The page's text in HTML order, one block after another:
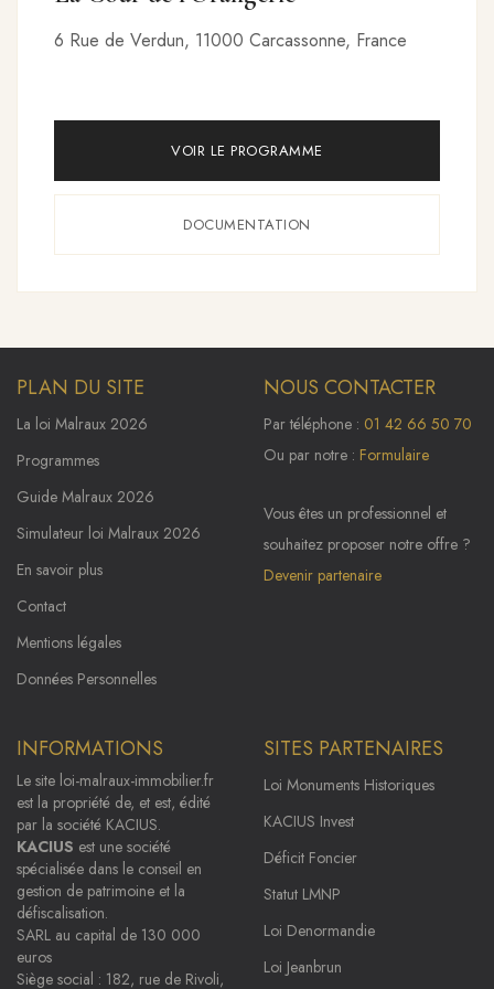
6 Rue de Verdun, 11000 Carcassonne, France
VOIR LE PROGRAMME
DOCUMENTATION
PLAN DU SITE
La loi Malraux 2026
Programmes
Guide Malraux 2026
Simulateur loi Malraux 2026
En savoir plus
Contact
Mentions légales
Données Personnelles
NOUS CONTACTER
Par téléphone : 01 42 66 50 70
Ou par notre : Formulaire
Vous êtes un professionnel et
souhaitez proposer notre offre ?
Devenir partenaire
INFORMATIONS
Le site loi-malraux-immobilier.fr
est la propriété de, et est, édité
par la société KACIUS.
KACIUS est une société
spécialisée dans le conseil en
gestion de patrimoine et la
défiscalisation.
SARL au capital de 130 000
euros
Siège social : 182, rue de Rivoli,
SITES PARTENAIRES
Loi Monuments Historiques
KACIUS Invest
Déficit Foncier
Statut LMNP
Loi Denormandie
Loi Jeanbrun